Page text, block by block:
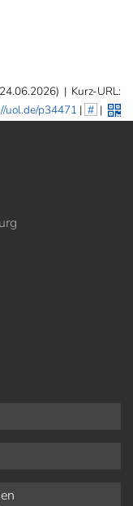
| Kurz-URL:
uol.de/p34471 | # |